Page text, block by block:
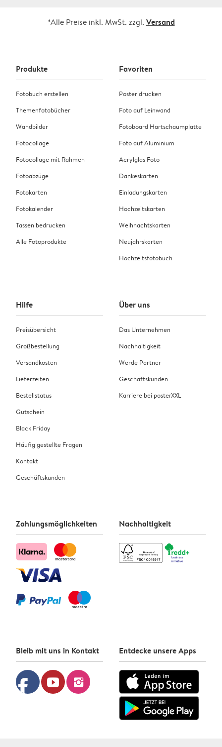
*Alle Preise inkl. MwSt. zzgl. Versand
Produkte
Fotobuch erstellen
Themenfotobücher
Wandbilder
Fotocollage
Fotocollage mit Rahmen
Fotoabzüge
Fotokarten
Fotokalender
Tassen bedrucken
Alle Fotoprodukte
Favoriten
Poster drucken
Foto auf Leinwand
Fotoboard Hartschaumplatte
Foto auf Aluminium
Acrylglas Foto
Dankeskarten
Einladungskarten
Hochzeitskarten
Weihnachtskarten
Neujahrskarten
Hochzeitsfotobuch
Hilfe
Preisübersicht
Großbestellung
Versandkosten
Lieferzeiten
Bestellstatus
Gutschein
Black Friday
Häufig gestellte Fragen
Kontakt
Geschäftskunden
Über uns
Das Unternehmen
Nachhaltigkeit
Werde Partner
Geschäftskunden
Karriere bei posterXXL
Zahlungsmöglichkeiten Nachhaltigkeit
Bleib mit uns in Kontakt
facebook youtube instagram
Entdecke unsere Apps